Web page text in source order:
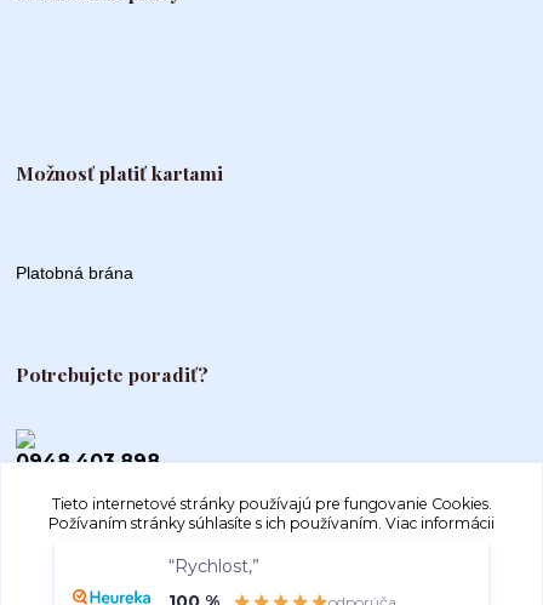
Možnosť platiť kartami
Platobná brána
Potrebujete poradiť?
0948 403 898
info@autogood.sk
Tieto internetové stránky používajú pre fungovanie Cookies.
Požívaním stránky súhlasíte s ich používaním. Viac informácii
Nastavenia Súhlasím
“Rychlost,”
odporúča